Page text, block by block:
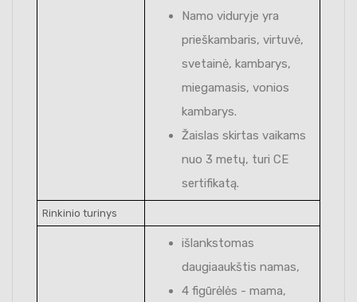
Namo viduryje yra
prieškambaris, virtuvė,
svetainė, kambarys,
miegamasis, vonios
kambarys.
Žaislas skirtas vaikams
nuo 3 metų, turi CE
sertifikatą.
Rinkinio turinys
išlankstomas
daugiaaukštis namas,
4 figūrėlės - mama,